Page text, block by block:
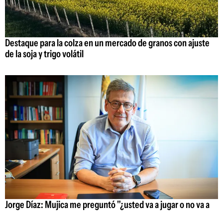
Destaque para la colza en un mercado de granos con ajuste
de la soja y trigo volátil
Jorge Díaz: Mujica me preguntó "¿usted va a jugar o no va a